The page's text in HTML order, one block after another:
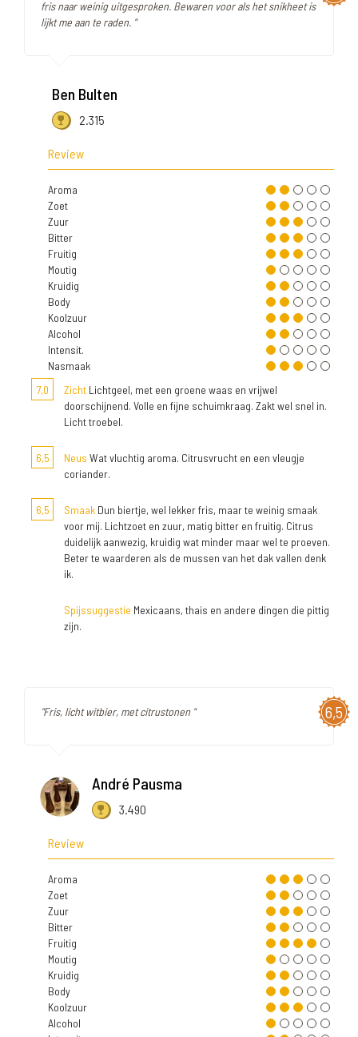
fris naar weinig uitgesproken. Bewaren voor als het snikheet is
lijkt me aan te raden. "
Ben Bulten
2.315
Review
Aroma
Zoet
Zuur
Bitter
Fruitig
Moutig
Kruidig
Body
Koolzuur
Alcohol
Intensit.
Nasmaak
7,0
Zicht Lichtgeel, met een groene waas en vrijwel
doorschijnend. Volle en fijne schuimkraag. Zakt wel snel in.
Licht troebel.
6,5 Neus Wat vluchtig aroma. Citrusvrucht en een vleugje
coriander.
6,5 Smaak Dun biertje, wel lekker fris, maar te weinig smaak
voor mij. Lichtzoet en zuur, matig bitter en fruitig. Citrus
duidelijk aanwezig, kruidig wat minder maar wel te proeven.
Beter te waarderen als de mussen van het dak vallen denk
ik.
Spijssuggestie Mexicaans, thais en andere dingen die pittig
zijn.
6,5
"Fris, licht witbier, met citrustonen "
André Pausma
3.490
Review
Aroma
Zoet
Zuur
Bitter
Fruitig
Moutig
Kruidig
Body
Koolzuur
Alcohol